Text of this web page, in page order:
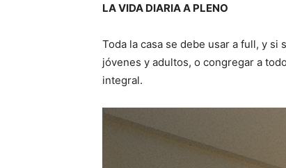
LA VIDA DIARIA A PLENO
Toda la casa se debe usar a full, y
jóvenes y adultos, o congregar a
integral.